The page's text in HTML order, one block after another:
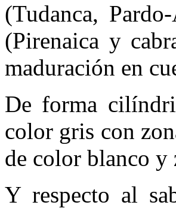
(Tudanca,
(Pirenaica y
maduración en
De forma
color gris con
de color blanco y
Y respecto al